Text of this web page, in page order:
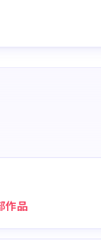
作品